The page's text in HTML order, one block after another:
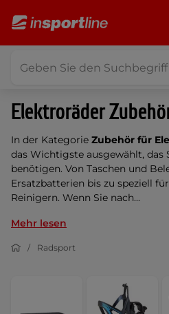
Elektroräder
In der Kategorie Zubehör für
das Wichtigste ausgewählt, das
benötigen. Von Taschen und
Ersatzbatterien bis zu speziell
Reinigern. Wenn Sie nach...
Mehr lesen
Radsport